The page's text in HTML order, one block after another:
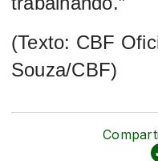
(Texto: CBF
Souza/CBF)